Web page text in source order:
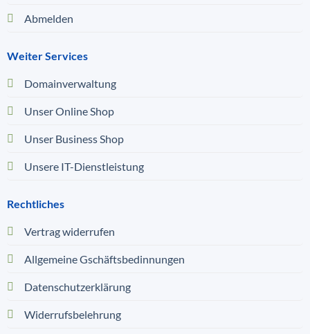
Abmelden
Weiter Services
Domainverwaltung
Unser Online Shop
Unser Business Shop
Unsere IT-Dienstleistung
Rechtliches
Vertrag widerrufen
Allgemeine Gschäftsbedinnungen
Datenschutzerklärung
Widerrufsbelehrung